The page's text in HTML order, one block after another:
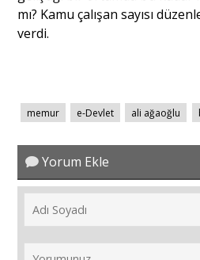
Yazı Dizisi
Dosya
mı? Kamu çalışan sayısı
verdi.
memur e-Devlet ali ağaoğlu
Yorum Ekle